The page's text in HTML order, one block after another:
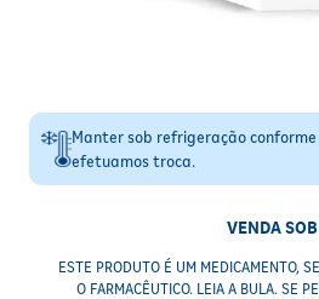
Manter sob refrigeração
efetuamos troca.
VENDA
ESTE PRODUTO É UM MEDICAMENTO,
O FARMACÊUTICO. LEIA A BULA. SE